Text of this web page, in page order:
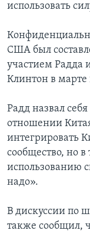
использовать
США был
участием Радда
Клинтон в марте
Радд назвал
отношении
интегрировать
сообщество, но в
использованию
надо».
В дискуссии по
также сообщил,